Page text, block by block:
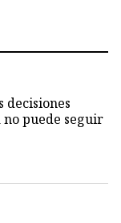
decisiones
puede seguir